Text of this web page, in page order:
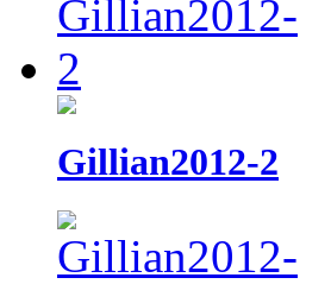
Gillian2012-2